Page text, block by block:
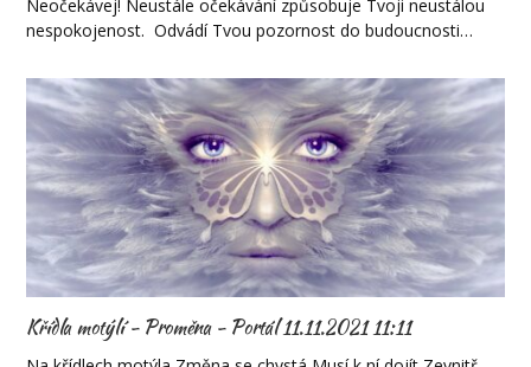
Neočekávej! Neustále očekávání způsobuje Tvoji neustálou
nespokojenost. Odvádí Tvou pozornost do budoucnosti…
Křídla motýlí - Proměna - Portál 11.11.2021 11:11